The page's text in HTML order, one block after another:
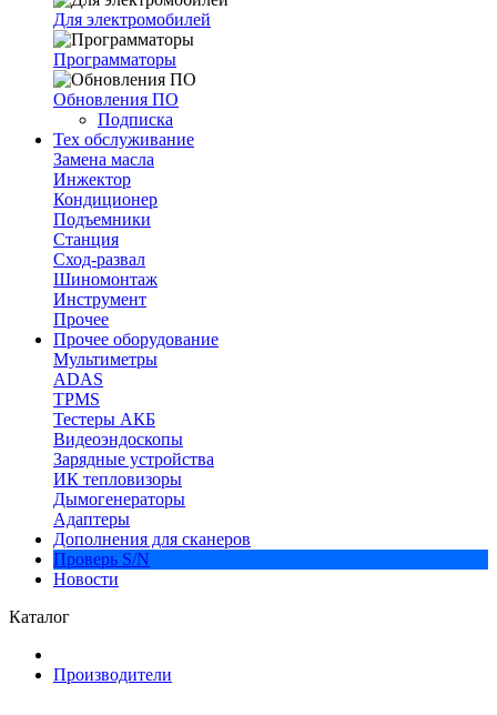
Для электромобилей
Программаторы
Обновления ПО
Подписка
Тех обслуживание
Замена масла
Инжектор
Кондиционер
Подъемники
Станция
Сход-развал
Шиномонтаж
Инструмент
Прочее
Прочее оборудование
Мультиметры
ADAS
TPMS
Тестеры АКБ
Видеоэндоскопы
Зарядные устройства
ИК тепловизоры
Дымогенераторы
Адаптеры
Дополнения для сканеров
Проверь S/N
Новости
Каталог
Производители